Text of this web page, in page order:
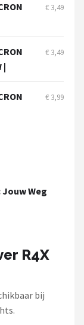
€ 3,49
|
€ 3,49
€ 3,99
Weg
R4X
bij